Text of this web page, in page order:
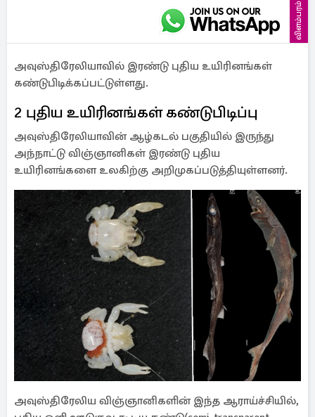
விளம்பரம்
அவுஸ்திரேலியாவில் இரண்டு புதிய உயிரினங்கள்
கண்டுபிடிக்கப்பட்டுள்ளது.
2 புதிய உயிரினங்கள் கண்டுபிடிப்பு
அவுஸ்திரேலியாவின் ஆழ்கடல் பகுதியில் இருந்து
அந்நாட்டு விஞ்ஞானிகள் இரண்டு புதிய
உயிரினங்களை உலகிற்கு அறிமுகப்படுத்தியுள்ளனர்.
அவுஸ்திரேலிய விஞ்ஞானிகளின் இந்த ஆராய்ச்சியில்,